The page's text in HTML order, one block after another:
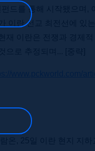
펀드를 통해 시작됐으며
이란 선교 최전선에 있